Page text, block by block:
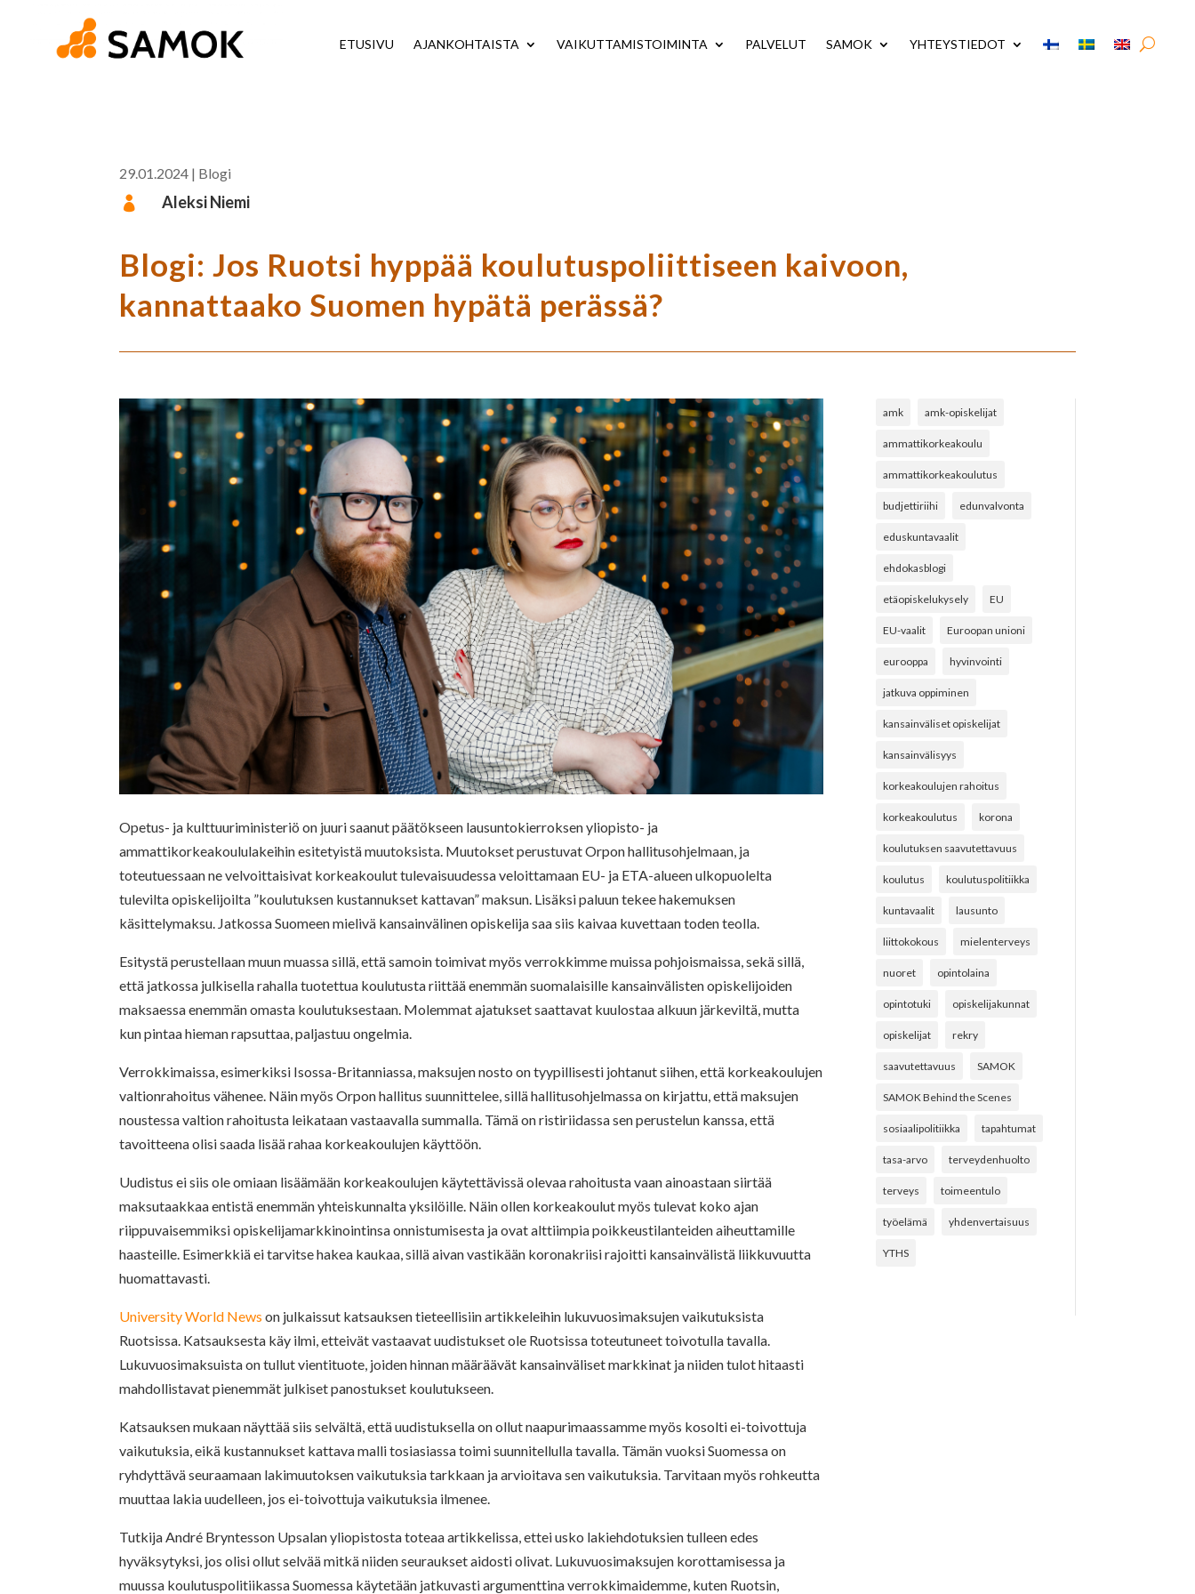
ETUSIVU AJANKOHTAISTA VAIKUTTAMISTOIMINTA PALVELUT SAMOK YHTEYSTIEDOT
29.01.2024 | Blogi
 Aleksi Niemi
Blogi: Jos Ruotsi hyppää koulutuspoliittiseen kaivoon,
kannattaako Suomen hypätä perässä?
Opetus- ja kulttuuriministeriö on juuri saanut päätökseen lausuntokierroksen yliopisto- ja
ammattikorkeakoululakeihin esitetyistä muutoksista. Muutokset perustuvat Orpon hallitusohjelmaan, ja
toteutuessaan ne velvoittaisivat korkeakoulut tulevaisuudessa veloittamaan EU- ja ETA-alueen ulkopuolelta
tulevilta opiskelijoilta ”koulutuksen kustannukset kattavan” maksun. Lisäksi paluun tekee hakemuksen
käsittelymaksu. Jatkossa Suomeen mielivä kansainvälinen opiskelija saa siis kaivaa kuvettaan toden teolla.
Esitystä perustellaan muun muassa sillä, että samoin toimivat myös verrokkimme muissa pohjoismaissa, sekä sillä,
että jatkossa julkisella rahalla tuotettua koulutusta riittää enemmän suomalaisille kansainvälisten opiskelijoiden
maksaessa enemmän omasta koulutuksestaan. Molemmat ajatukset saattavat kuulostaa alkuun järkeviltä, mutta
kun pintaa hieman rapsuttaa, paljastuu ongelmia.
Verrokkimaissa, esimerkiksi Isossa-Britanniassa, maksujen nosto on tyypillisesti johtanut siihen, että korkeakoulujen
valtionrahoitus vähenee. Näin myös Orpon hallitus suunnittelee, sillä hallitusohjelmassa on kirjattu, että maksujen
noustessa valtion rahoitusta leikataan vastaavalla summalla. Tämä on ristiriidassa sen perustelun kanssa, että
tavoitteena olisi saada lisää rahaa korkeakoulujen käyttöön.
Uudistus ei siis ole omiaan lisäämään korkeakoulujen käytettävissä olevaa rahoitusta vaan ainoastaan siirtää
maksutaakkaa entistä enemmän yhteiskunnalta yksilöille. Näin ollen korkeakoulut myös tulevat koko ajan
riippuvaisemmiksi opiskelijamarkkinointinsa onnistumisesta ja ovat alttiimpia poikkeustilanteiden aiheuttamille
haasteille. Esimerkkiä ei tarvitse hakea kaukaa, sillä aivan vastikään koronakriisi rajoitti kansainvälistä liikkuvuutta
huomattavasti.
University World News on julkaissut katsauksen tieteellisiin artikkeleihin lukuvuosimaksujen vaikutuksista
Ruotsissa. Katsauksesta käy ilmi, etteivät vastaavat uudistukset ole Ruotsissa toteutuneet toivotulla tavalla.
Lukuvuosimaksuista on tullut vientituote, joiden hinnan määräävät kansainväliset markkinat ja niiden tulot hitaasti
mahdollistavat pienemmät julkiset panostukset koulutukseen.
Katsauksen mukaan näyttää siis selvältä, että uudistuksella on ollut naapurimaassamme myös kosolti ei-toivottuja
vaikutuksia, eikä kustannukset kattava malli tosiasiassa toimi suunnitellulla tavalla. Tämän vuoksi Suomessa on
ryhdyttävä seuraamaan lakimuutoksen vaikutuksia tarkkaan ja arvioitava sen vaikutuksia. Tarvitaan myös rohkeutta
muuttaa lakia uudelleen, jos ei-toivottuja vaikutuksia ilmenee.
Tutkija André Bryntesson Upsalan yliopistosta toteaa artikkelissa, ettei usko lakiehdotuksien tulleen edes
hyväksytyksi, jos olisi ollut selvää mitkä niiden seuraukset aidosti olivat. Lukuvuosimaksujen korottamisessa ja
muussa koulutuspolitiikassa Suomessa käytetään jatkuvasti argumenttina verrokkimaidemme, kuten Ruotsin,
amk amk-opiskelijat
ammattikorkeakoulu
ammattikorkeakoulutus
budjettiriihi edunvalvonta
eduskuntavaalit
ehdokasblogi
etäopiskelukysely EU
EU-vaalit Euroopan unioni
eurooppa hyvinvointi
jatkuva oppiminen
kansainväliset opiskelijat
kansainvälisyys
korkeakoulujen rahoitus
korkeakoulutus korona
koulutuksen saavutettavuus
koulutus koulutuspolitiikka
kuntavaalit lausunto
liittokokous mielenterveys
nuoret opintolaina
opintotuki opiskelijakunnat
opiskelijat rekry
saavutettavuus SAMOK
SAMOK Behind the Scenes
sosiaalipolitiikka tapahtumat
tasa-arvo terveydenhuolto
terveys toimeentulo
työelämä yhdenvertaisuus
YTHS